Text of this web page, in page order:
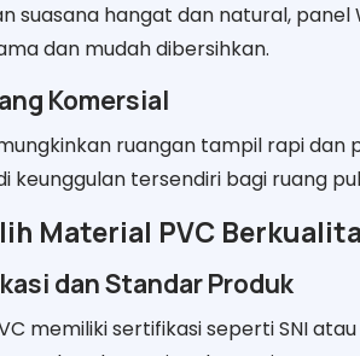
suasana hangat dan natural, panel
dan mudah dibersihkan.
Komersial
ruangan tampil rapi
keunggulan tersendiri bagi ruang
Material PVC
dan Standar Produk
memiliki sertifikasi seperti SNI